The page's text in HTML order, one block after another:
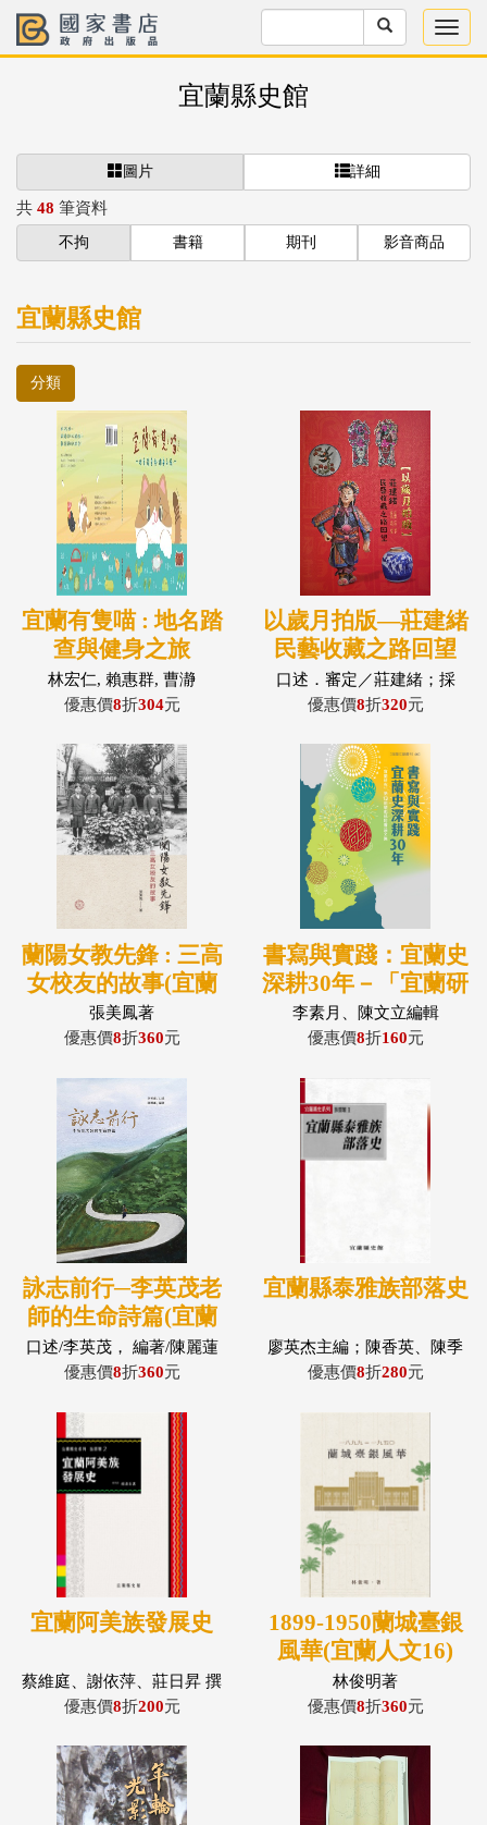
宜蘭縣史館
圖片 詳細
共 48 筆資料
不拘 書籍 期刊 影音商品
宜蘭縣史館
分類
宜蘭有隻喵 : 地名踏
查與健身之旅
林宏仁, 賴惠群, 曹瀞
優惠價8折304元
以歲月拍版—莊建緒
民藝收藏之路回望
(宜蘭人文20)
口述．審定／莊建緒；採
訪．撰著／蔡欣茹
優惠價8折320元
蘭陽女教先鋒 : 三高
女校友的故事(宜蘭
人文19)
張美鳳著
優惠價8折360元
書寫與實踐：宜蘭史
深耕30年－「宜蘭研
究」第13屆學術研討
會論文集
李素月、陳文立編輯
優惠價8折160元
詠志前行─李英茂老
師的生命詩篇(宜蘭
人文17)
口述/李英茂， 編著/陳麗蓮
優惠價8折360元
宜蘭縣泰雅族部落史
廖英杰主編；陳香英、陳季
寧、哈勇諾幹、高日昌、廖
優惠價8折280元
宜蘭阿美族發展史
蔡維庭、謝依萍、莊日昇 撰
稿
優惠價8折200元
1899-1950蘭城臺銀
風華(宜蘭人文16)
林俊明著
優惠價8折360元